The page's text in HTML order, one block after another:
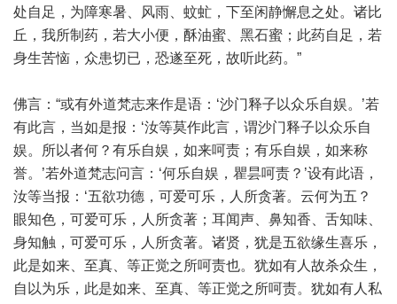
处自足，为障寒暑、风雨、蚊虻，下至闲静懈息之处。诸比
丘，我所制药，若大小便，酥油蜜、黑石蜜；此药自足，若
身生苦恼，众患切已，恐遂至死，故听此药。”
佛言：“或有外道梵志来作是语：‘沙门释子以众乐自娱。’若
有此言，当如是报：‘汝等莫作此言，谓沙门释子以众乐自
娱。所以者何？有乐自娱，如来呵责；有乐自娱，如来称
誉。’若外道梵志问言：‘何乐自娱，瞿昙呵责？’设有此语，
汝等当报：‘五欲功德，可爱可乐，人所贪著。云何为五？
眼知色，可爱可乐，人所贪著；耳闻声、鼻知香、舌知味、
身知触，可爱可乐，人所贪著。诸贤，犹是五欲缘生喜乐，
此是如来、至真、等正觉之所呵责也。犹如有人故杀众生，
自以为乐，此是如来、至真、等正觉之所呵责。犹如有人私